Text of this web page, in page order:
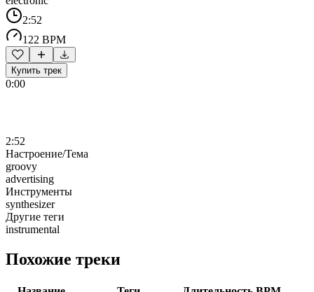
2:52
122 BPM
Купить трек
0:00
2:52
Настроение/Тема
groovy
advertising
Инструменты
synthesizer
Другие теги
instrumental
Похожие треки